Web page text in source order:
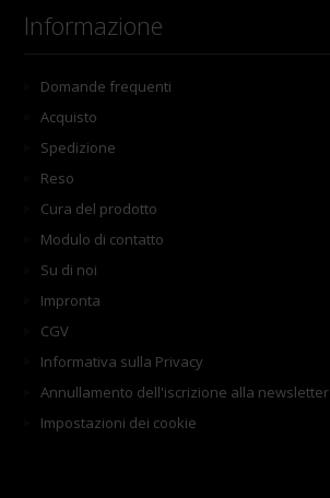
Informazione
Domande frequenti
Acquisto
Spedizione
Reso
Cura del prodotto
Modulo di contatto
Su di noi
Impronta
CGV
Informativa sulla Privacy
Annullamento dell'iscrizione alla newsletter
Impostazioni dei cookie